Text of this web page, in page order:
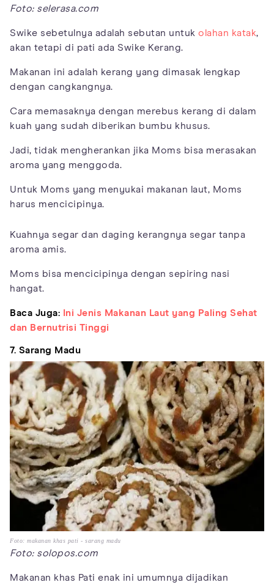
Foto: selerasa.com
Swike sebetulnya adalah sebutan untuk olahan katak,
akan tetapi di pati ada Swike Kerang.
Makanan ini adalah kerang yang dimasak lengkap
dengan cangkangnya.
Cara memasaknya dengan merebus kerang di dalam
kuah yang sudah diberikan bumbu khusus.
Jadi, tidak mengherankan jika Moms bisa merasakan
aroma yang menggoda.
Untuk Moms yang menyukai makanan laut, Moms
harus mencicipinya.
Kuahnya segar dan daging kerangnya segar tanpa
aroma amis.
Moms bisa mencicipinya dengan sepiring nasi
hangat.
Baca Juga:
Ini Jenis Makanan Laut yang Paling Sehat
dan Bernutrisi Tinggi
7. Sarang Madu
Foto: makanan khas pati - sarang madu
Foto: solopos.com
Makanan khas Pati enak ini umumnya dijadikan